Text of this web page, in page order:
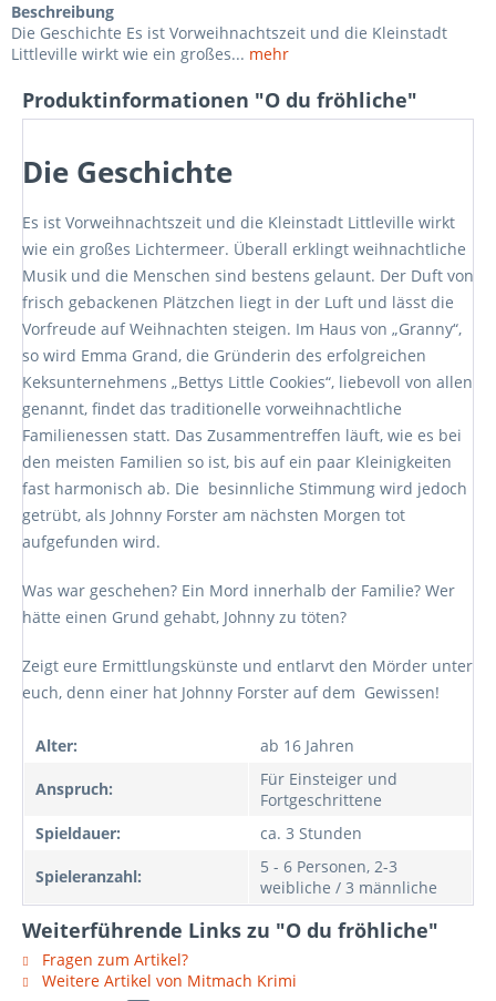
Beschreibung
Die Geschichte Es ist Vorweihnachtszeit und die Kleinstadt
Littleville wirkt wie ein großes... mehr
Produktinformationen "O du fröhliche"
Die Geschichte
Es ist Vorweihnachtszeit und die Kleinstadt Littleville wirkt
wie ein großes Lichtermeer. Überall erklingt weihnachtliche
Musik und die Menschen sind bestens gelaunt. Der Duft von
frisch gebackenen Plätzchen liegt in der Luft und lässt die
Vorfreude auf Weihnachten steigen. Im Haus von „Granny“,
so wird Emma Grand, die Gründerin des erfolgreichen
Keksunternehmens „Bettys Little Cookies“, liebevoll von allen
genannt, findet das traditionelle vorweihnachtliche
Familienessen statt. Das Zusammentreffen läuft, wie es bei
den meisten Familien so ist, bis auf ein paar Kleinigkeiten
fast harmonisch ab. Die besinnliche Stimmung wird jedoch
getrübt, als Johnny Forster am nächsten Morgen tot
aufgefunden wird.
Was war geschehen? Ein Mord innerhalb der Familie? Wer
hätte einen Grund gehabt, Johnny zu töten?
Zeigt eure Ermittlungskünste und entlarvt den Mörder unter
euch, denn einer hat Johnny Forster auf dem Gewissen!
Alter: ab 16 Jahren
Anspruch:
Für Einsteiger und
Fortgeschrittene
Spieldauer:
ca. 3 Stunden
Spieleranzahl:
5 - 6 Personen, 2-3
weibliche / 3 männliche
Weiterführende Links zu "O du fröhliche"
Fragen zum Artikel?
Weitere Artikel von Mitmach Krimi